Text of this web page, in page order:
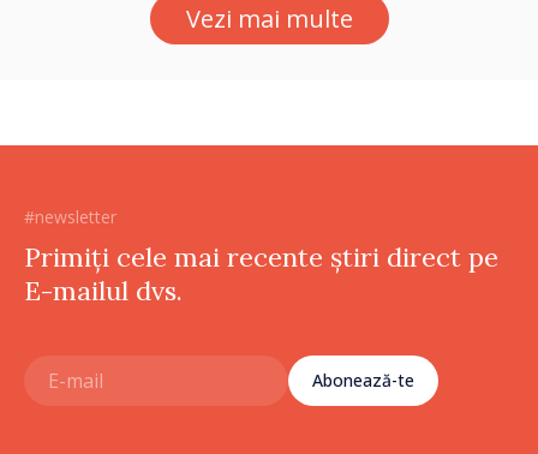
Vezi mai multe
#newsletter
Primiți cele mai recente știri direct pe
E-mailul dvs.
Abonează-te